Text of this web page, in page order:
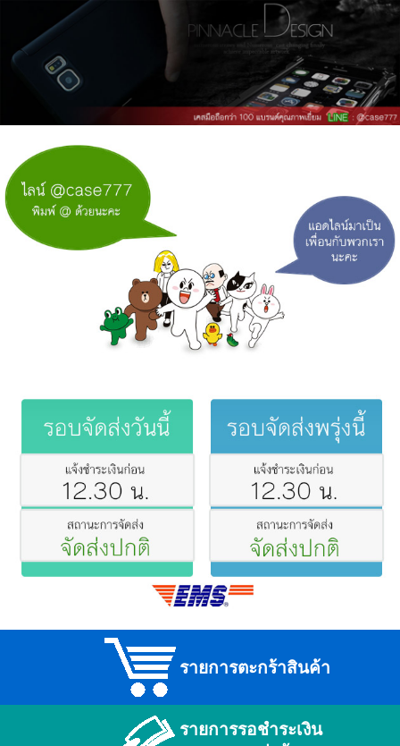
รายการตะกร้าสินค้า
รายการรอชำระเงิน